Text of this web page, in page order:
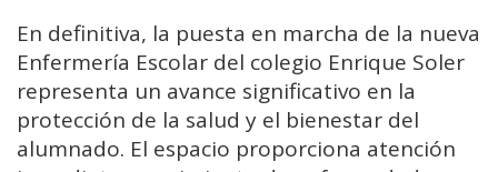
En definitiva, la puesta en marcha de la nueva
Enfermería Escolar del colegio Enrique Soler
representa un avance significativo en la
protección de la salud y el bienestar del
alumnado. El espacio proporciona atención